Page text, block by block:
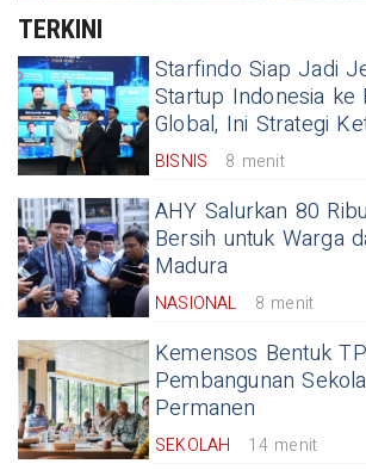
TERKINI
Starfindo Siap Jadi
Startup Indonesia ke
Global, Ini Strategi
BISNIS 8 menit
AHY Salurkan 80
Bersih untuk Warga
Madura
NASIONAL 8 menit
Kemensos Bentuk
Pembangunan
Permanen
SEKOLAH 14 menit